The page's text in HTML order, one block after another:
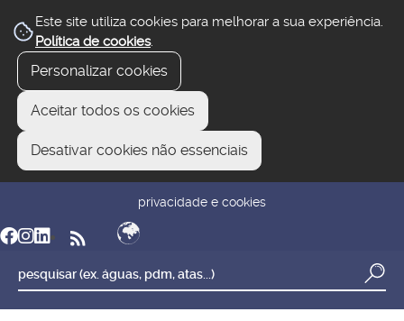
Este site utiliza cookies para melhorar a sua experiência.
Política de cookies.
Personalizar cookies
Aceitar todos os cookies
Desativar cookies não essenciais
privacidade e cookies